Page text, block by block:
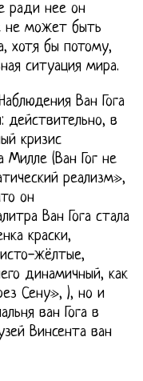
ради нее он
не может быть
хотя бы потому,
ситуация мира.
Ван Гога
действительно, в
кризис
Милле (Ван Гог не
реализм»,
он
Ван Гога стала
краски,
жёлтые,
динамичный, как
Сену», ), но и
ван Гога в
Винсента ван